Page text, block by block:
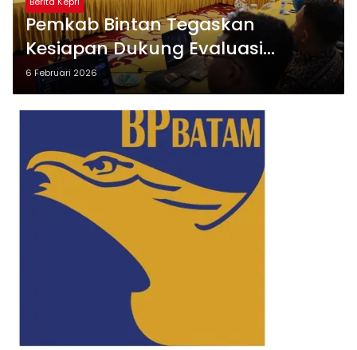
Pemkab Bintan Tegaskan
Kesiapan Dukung Evaluasi
Program MBG Tingkat Provinsi
6 Februari 2026